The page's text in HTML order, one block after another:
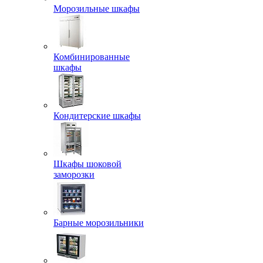
Морозильные шкафы
Комбинированные
шкафы
Кондитерские шкафы
Шкафы шоковой
заморозки
Барные морозильники